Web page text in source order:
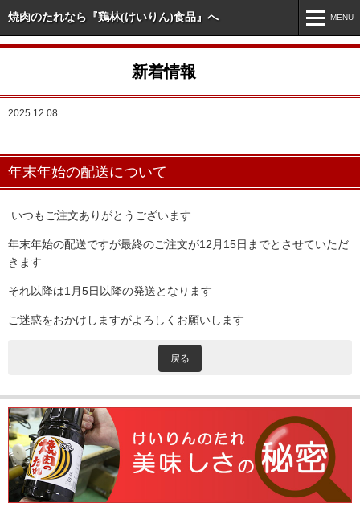
焼肉のたれなら『鶏林(けいりん)食品』へ MENU
MENU
新着情報
業務用商品情報
オリジナル・特注商品
会社案内
新着情報
2025.12.08
年末年始の配送について
いつもご注文ありがとうございます
年末年始の配送ですが最終のご注文が12月15日までとさせていただ
きます
それ以降は1月5日以降の発送となります
ご迷惑をおかけしますがよろしくお願いします
戻る